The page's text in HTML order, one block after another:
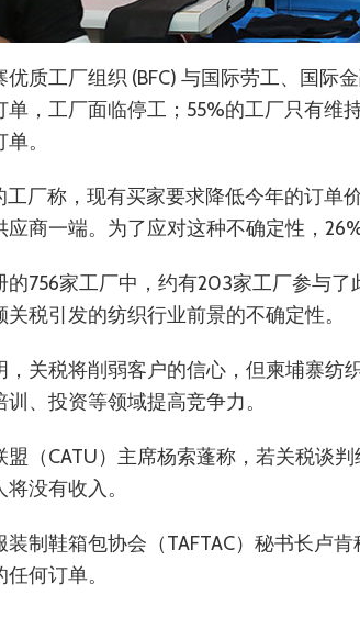
优质工厂组织 (BFC) 与国际劳工、国际
单，工厂面临停工；55%的工厂只有
。
工厂称，现有买家要求降低今年的订单
应商一端。为了应对这种不确定性，
的756家工厂中，约有203家工厂参与
税引发的纺织行业前景的不确定性。
，关税将削弱客户的信心，但柬埔寨纺
、投资等领域提高竞争力。
盟（CATU）主席杨索蓬称，若关税谈
没有收入。
装制鞋箱包协会（TAFTAC）秘书长卢
何订单。